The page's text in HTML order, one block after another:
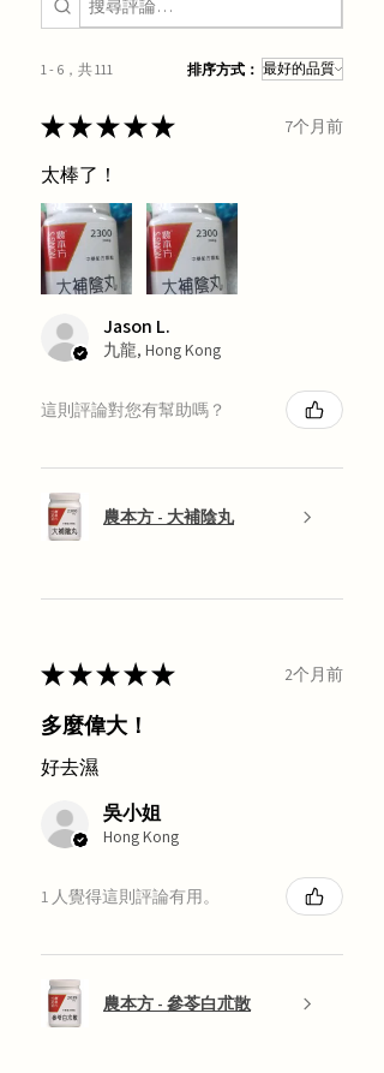
1 - 6，共 111 排序方式：
★★★★★ 7个月前
太棒了！
Jason L.
九龍, Hong Kong
這則評論對您有幫助嗎？
農本方 - 大補陰丸
★★★★★ 2个月前
多麼偉大！
好去濕
吳小姐
Hong Kong
1 人覺得這則評論有用。
農本方 - 參苓白朮散